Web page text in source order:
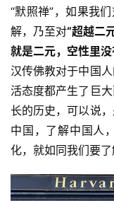
“默照禅”，如果我
解，乃至对“超越二
就是二元，空性里
汉传佛教对于中国
活态度都产生了巨
长的历史，可以说
中国，了解中国人
化，就如同我们要了